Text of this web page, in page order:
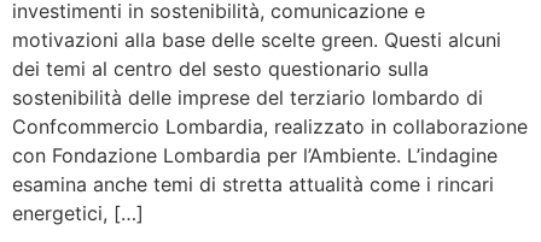
investimenti in sostenibilità, comunicazione e
motivazioni alla base delle scelte green. Questi alcuni
dei temi al centro del sesto questionario sulla
sostenibilità delle imprese del terziario lombardo di
Confcommercio Lombardia, realizzato in collaborazione
con Fondazione Lombardia per l’Ambiente. L’indagine
esamina anche temi di stretta attualità come i rincari
energetici, […]